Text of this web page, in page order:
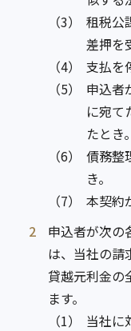
（3）
租税公
差押を
（4）
支払を
（5）
申込者
に宛て
たとき。
（6）
債務整
き。
（7）
本契約
2
申込者が次の
は、当社の請
貸越元利金の
ます。
（1）
当社に